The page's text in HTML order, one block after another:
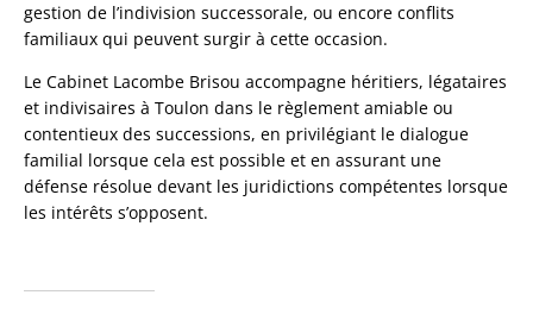
gestion de l’indivision successorale, ou encore conflits
familiaux qui peuvent surgir à cette occasion.
Le Cabinet Lacombe Brisou accompagne héritiers, légataires
et indivisaires à Toulon dans le règlement amiable ou
contentieux des successions, en privilégiant le dialogue
familial lorsque cela est possible et en assurant une
défense résolue devant les juridictions compétentes lorsque
les intérêts s’opposent.